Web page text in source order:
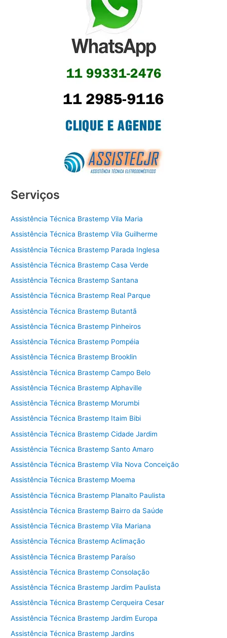
Serviços
Assistência Técnica Brastemp Vila Maria
Assistência Técnica Brastemp Vila Guilherme
Assistência Técnica Brastemp Parada Inglesa
Assistência Técnica Brastemp Casa Verde
Assistência Técnica Brastemp Santana
Assistência Técnica Brastemp Real Parque
Assistência Técnica Brastemp Butantã
Assistência Técnica Brastemp Pinheiros
Assistência Técnica Brastemp Pompéia
Assistência Técnica Brastemp Brooklin
Assistência Técnica Brastemp Campo Belo
Assistência Técnica Brastemp Alphaville
Assistência Técnica Brastemp Morumbi
Assistência Técnica Brastemp Itaim Bibi
Assistência Técnica Brastemp Cidade Jardim
Assistência Técnica Brastemp Santo Amaro
Assistência Técnica Brastemp Vila Nova Conceição
Assistência Técnica Brastemp Moema
Assistência Técnica Brastemp Planalto Paulista
Assistência Técnica Brastemp Bairro da Saúde
Assistência Técnica Brastemp Vila Mariana
Assistência Técnica Brastemp Aclimação
Assistência Técnica Brastemp Paraíso
Assistência Técnica Brastemp Consolação
Assistência Técnica Brastemp Jardim Paulista
Assistência Técnica Brastemp Cerqueira Cesar
Assistência Técnica Brastemp Jardim Europa
Assistência Técnica Brastemp Jardins